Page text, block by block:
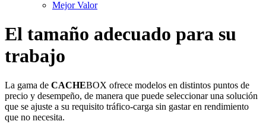
Mejor Valor
El tamaño adecuado para su
trabajo
La gama de CACHEBOX ofrece modelos en distintos puntos de
precio y desempeño, de manera que puede seleccionar una solución
que se ajuste a su requisito tráfico-carga sin gastar en rendimiento
que no necesita.